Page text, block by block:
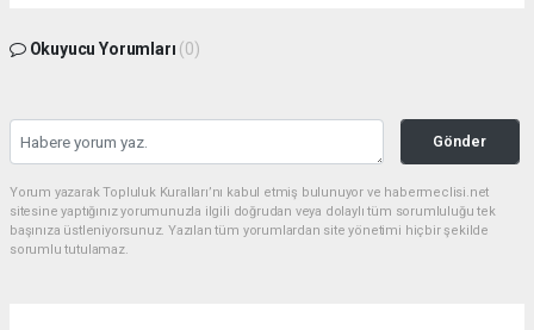
Okuyucu Yorumları (0)
Gönder
Yorum yazarak Topluluk Kuralları’nı kabul etmiş bulunuyor ve habermeclisi.net
sitesine yaptığınız yorumunuzla ilgili doğrudan veya dolaylı tüm sorumluluğu tek
başınıza üstleniyorsunuz. Yazılan tüm yorumlardan site yönetimi hiçbir şekilde
sorumlu tutulamaz.